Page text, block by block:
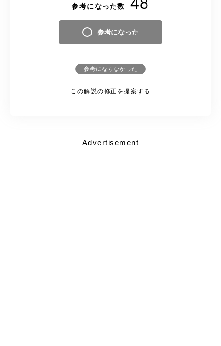
参考になった数
参考になった
参考にならなかった
この解説の修正を提案する
Advertisement